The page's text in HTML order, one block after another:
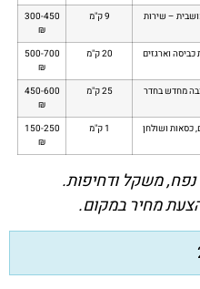
– שירות
9 ק"מ
300-450
₪
וארגזים
20 ק"מ
500-700
₪
מחדש בחדר
25 ק"מ
450-600
₪
כסאות ושולחן
1 ק"מ
150-250
₪
משקל ודחיפות.
מחיר במקום.